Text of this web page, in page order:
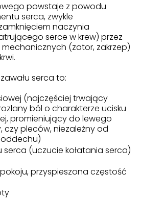
powstaje z powodu
serca, zwykle
naczynia
serce w krew) przez
mechanicznych (zator, zakrzep)
serca to:
(najczęściej trwający
ból o charakterze ucisku
promieniujący do lewego
czy pleców, niezależny od
serca (uczucie kołatania serca)
przyspieszona częstość